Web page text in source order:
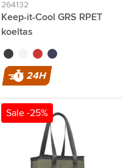
264132
Keep-it-Cool GRS RPET
koeltas
noir blancrougebleu marine
24H
Sale -25%